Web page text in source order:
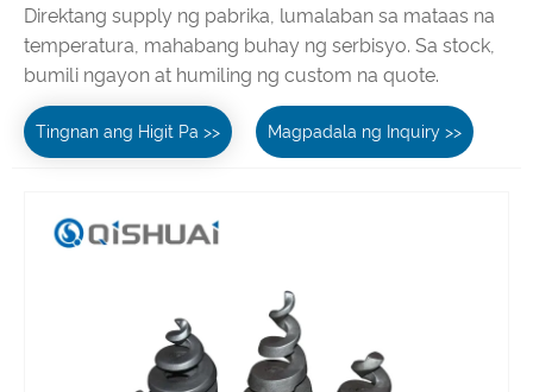
Direktang supply ng pabrika, lumalaban sa mataas na
temperatura, mahabang buhay ng serbisyo. Sa stock,
bumili ngayon at humiling ng custom na quote.
Tingnan ang Higit Pa >> Magpadala ng Inquiry >>